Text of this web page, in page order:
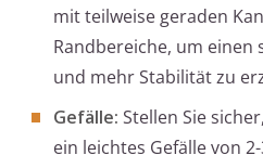
mit teilweise geraden
Randbereiche, um einen
und mehr Stabilität zu
Gefälle: Stellen Sie
ein leichtes Gefälle von